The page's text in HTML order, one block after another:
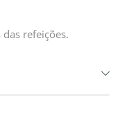
refeições.